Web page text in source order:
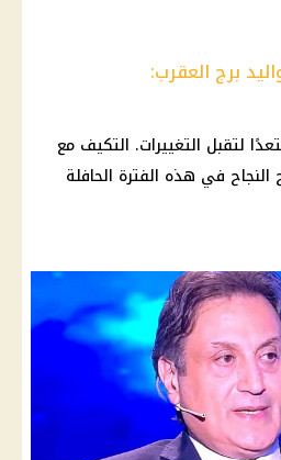
برج العقرب:
لتقبل التغييرات. التكيف مع
في هذه الفترة الحافلة